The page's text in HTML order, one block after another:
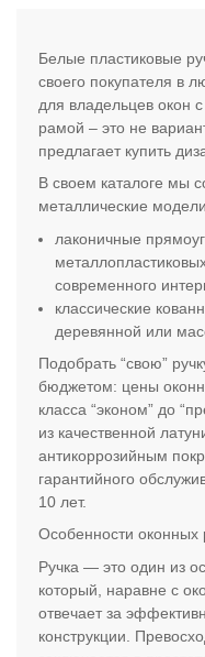
Белые пластиковые
своего покупателя в
для владельцев окон
рамой – это не
предлагает купить
В своем каталоге мы
металлические
лаконичные
современного
классические
деревянной или
Подобрать “свою”
бюджетом: цены
класса “эконом” до
из качественной
антикоррозийным
гарантийного
10 лет.
Особенности оконных
Ручка — это один из
который, наравне с
отвечает за
конструкции.